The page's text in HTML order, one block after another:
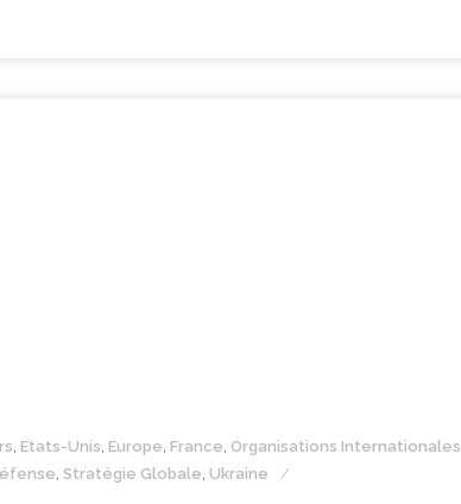
Etats-Unis Europe France Organisations Internationales
Stratégie Globale Ukraine